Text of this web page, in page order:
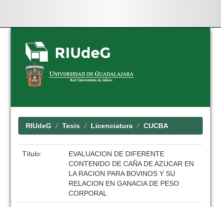
Skip
navigation
RIUdeG Tesis Licenciatura CUCBA
Título:
EVALUACION DE DIFERENTE
CONTENIDO DE CAÑA DE AZUCAR EN
LA RACION PARA BOVINOS Y SU
RELACION EN GANACIA DE PESO
CORPORAL